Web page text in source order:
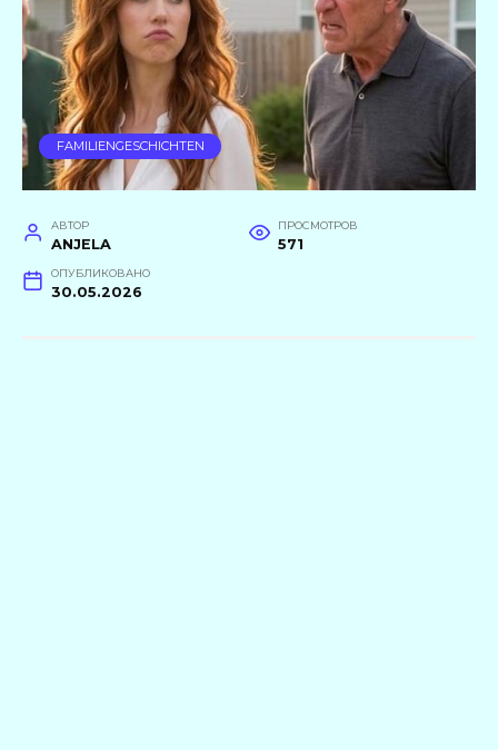
FAMILIENGESCHICHTEN
АВТОР
ANJELA
ПРОСМОТРОВ
571
ОПУБЛИКОВАНО
30.05.2026